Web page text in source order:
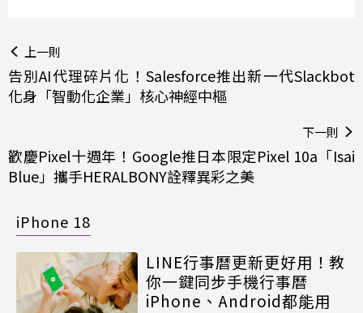
上一則
告別AI代理碎片化！Salesforce推出新一代Slackbot
化身「智動化企業」核心神經中樞
下一則
歡慶Pixel十週年！Google推日本限定Pixel 10a「Isai
Blue」攜手HERALBONY詮釋異彩之美
iPhone 18
LINE行事曆更新更好用！教
你一鍵同步手機行事曆
iPhone、Android都能用